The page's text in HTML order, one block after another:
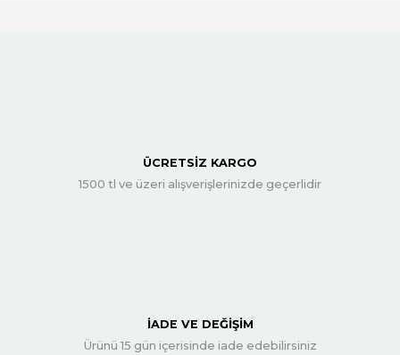
ÜCRETSİZ KARGO
1500 tl ve üzeri alışverişlerinizde geçerlidir
İADE VE DEĞİŞİM
Ürünü 15 gün içerisinde iade edebilirsiniz